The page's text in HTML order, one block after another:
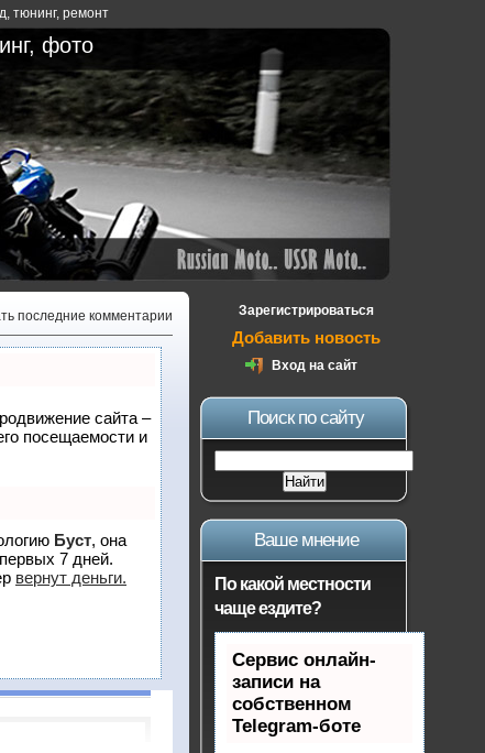
,тюнинг,ремонт
фото
последние комментарии
сайта –
посещаемости и
Буст, она
7 дней.
вернут деньги.
Зарегистрироваться
Добавить новость
Вход на сайт
Поиск по сайту
Ваше мнение
По какой местности
чаще ездите?
Сервис онлайн-
записи на
собственном
Telegram-боте